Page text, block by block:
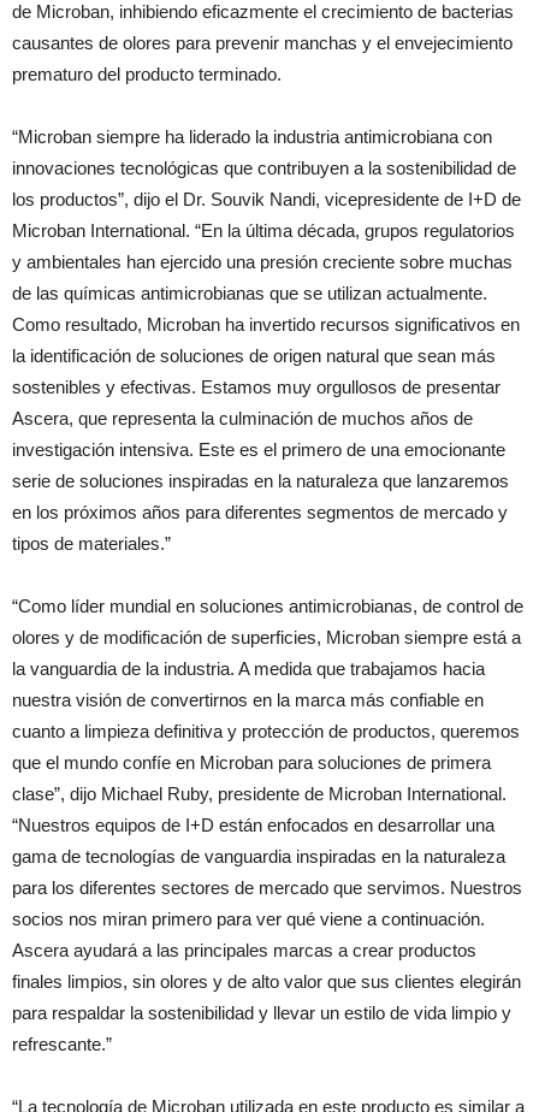
de Microban, inhibiendo eficazmente el crecimiento de bacterias
causantes de olores para prevenir manchas y el envejecimiento
prematuro del producto terminado.
“Microban siempre ha liderado la industria antimicrobiana con
innovaciones tecnológicas que contribuyen a la sostenibilidad de
los productos”, dijo el Dr. Souvik Nandi, vicepresidente de I+D de
Microban International. “En la última década, grupos regulatorios
y ambientales han ejercido una presión creciente sobre muchas
de las químicas antimicrobianas que se utilizan actualmente.
Como resultado, Microban ha invertido recursos significativos en
la identificación de soluciones de origen natural que sean más
sostenibles y efectivas. Estamos muy orgullosos de presentar
Ascera, que representa la culminación de muchos años de
investigación intensiva. Este es el primero de una emocionante
serie de soluciones inspiradas en la naturaleza que lanzaremos
en los próximos años para diferentes segmentos de mercado y
tipos de materiales.”
“Como líder mundial en soluciones antimicrobianas, de control de
olores y de modificación de superficies, Microban siempre está a
la vanguardia de la industria. A medida que trabajamos hacia
nuestra visión de convertirnos en la marca más confiable en
cuanto a limpieza definitiva y protección de productos, queremos
que el mundo confíe en Microban para soluciones de primera
clase”, dijo Michael Ruby, presidente de Microban International.
“Nuestros equipos de I+D están enfocados en desarrollar una
gama de tecnologías de vanguardia inspiradas en la naturaleza
para los diferentes sectores de mercado que servimos. Nuestros
socios nos miran primero para ver qué viene a continuación.
Ascera ayudará a las principales marcas a crear productos
finales limpios, sin olores y de alto valor que sus clientes elegirán
para respaldar la sostenibilidad y llevar un estilo de vida limpio y
refrescante.”
“La tecnología de Microban utilizada en este producto es similar a